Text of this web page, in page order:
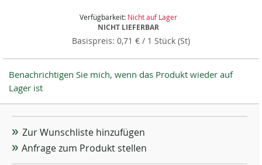
0,71 € / 1 Stück (St)
Verfügbarkeit: Nicht auf Lager
NICHT LIEFERBAR
Benachrichtigen Sie mich, wenn das Produkt wieder auf
Lager ist
Zur Wunschliste hinzufügen
Anfrage zum Produkt stellen